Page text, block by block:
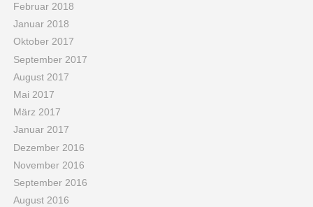
Februar 2018
Januar 2018
Oktober 2017
September 2017
August 2017
Mai 2017
März 2017
Januar 2017
Dezember 2016
November 2016
September 2016
August 2016